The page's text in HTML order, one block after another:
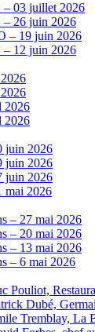
03 juillet 2026
26 juin 2026
– 19 juin 2026
12 juin 2026
2026
2026
juin 2026
juin 2026
juin 2026
mai 2026
– 27 mai 2026
– 20 mai 2026
– 13 mai 2026
– 6 mai 2026
Pouliot,
Dubé,
Tremblay, La